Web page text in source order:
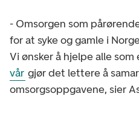
- Omsorgen som
for at syke og gamle i
Vi ønsker å hjelpe alle
vår gjør det lettere å
omsorgsoppgavene, sier